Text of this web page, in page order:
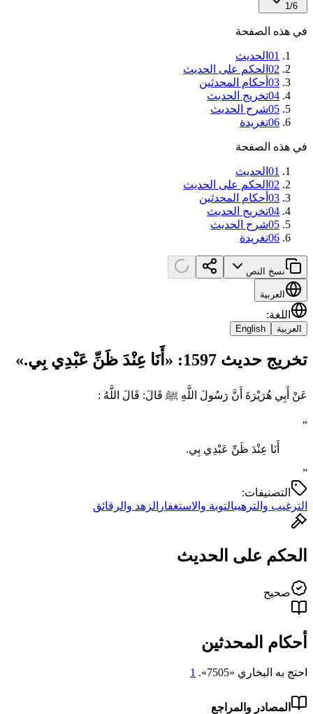
1/6
في هذه الصفحة
01 الحديث
02 الحكم على الحديث
03 أحكام المحدثين
04تخريج الحديث
05شرح الحديث
06تغريدة
في هذه الصفحة
01 الحديث
02 الحكم على الحديث
03 أحكام المحدثين
04تخريج الحديث
05شرح الحديث
06تغريدة
نسخ النص
العربية
اللغة:
العربية English
تخريج حديث 1597: «أَنَا عِنْدَ ظَنِّ عَبْدِي بِي.»
عَنْ أَبِي هُرَيْرَةَ أَنَّ رَسُولَ اللَّهِ ﷺ قَالَ: قَالَ اللَّهُ :
“
أَنَا عِنْدَ ظَنِّ عَبْدِي بِي.
”
التصنيفات:
الترغيب والترهيبالتوبة والاستغفار الزهد والرقائق
الحكم على الحديث
صحيح
أحكام المحدثين
احتج به البخاري «7505». 1
المصادر والمراجع